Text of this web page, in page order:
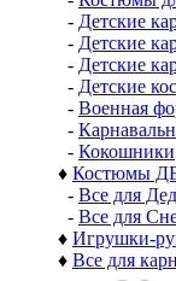
- Детские
- Детские
- Детские
- Детские
- Военная
-
- Кокошники
♦ Костюмы
- Все для
- Все для
♦ Игрушки-
♦ Все для